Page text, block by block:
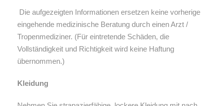
Die aufgezeigten Informationen ersetzen keine vorherige
eingehende medizinische Beratung durch einen Arzt /
Tropenmediziner. (Für eintretende Schäden, die
Vollständigkeit und Richtigkeit wird keine Haftung
übernommen.)
Kleidung